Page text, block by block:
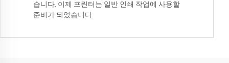
습니다. 이제 프린터는 일반 인쇄 작업에 사용할
준비가 되었습니다.